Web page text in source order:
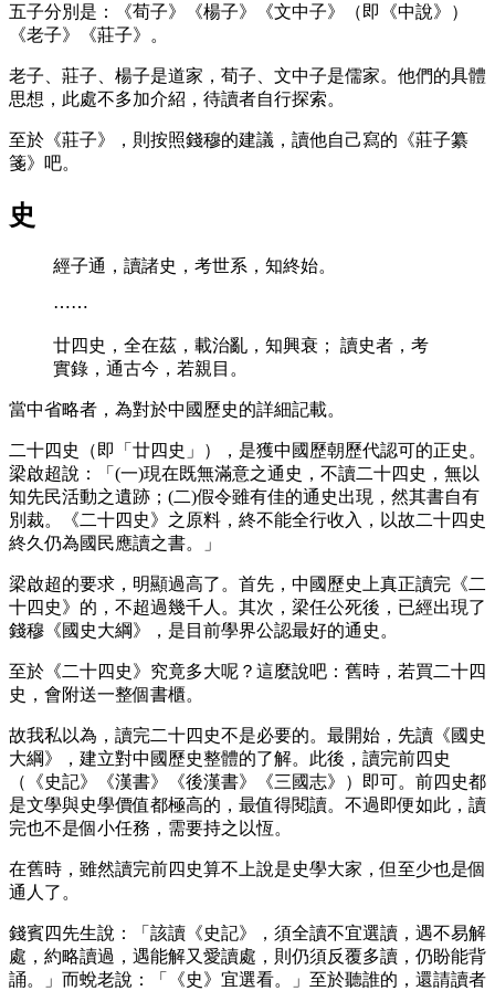
五子分別是：《荀子》《楊子》《文中子》（即《中說》）
《老子》《莊子》。
老子、莊子、楊子是道家，荀子、文中子是儒家。他們的具體
思想，此處不多加介紹，待讀者自行探索。
至於《莊子》，則按照錢穆的建議，讀他自己寫的《莊子纂
箋》吧。
史
經子通，讀諸史，考世系，知終始。
⋯⋯
廿四史，全在茲，載治亂，知興衰； 讀史者，考
實錄，通古今，若親目。
當中省略者，為對於中國歷史的詳細記載。
二十四史（即「廿四史」），是獲中國歷朝歷代認可的正史。
梁啟超說：「(一)現在既無滿意之通史，不讀二十四史，無以
知先民活動之遺跡；(二)假令雖有佳的通史出現，然其書自有
別裁。《二十四史》之原料，終不能全行收入，以故二十四史
終久仍為國民應讀之書。」
梁啟超的要求，明顯過高了。首先，中國歷史上真正讀完《二
十四史》的，不超過幾千人。其次，梁任公死後，已經出現了
錢穆《國史大綱》，是目前學界公認最好的通史。
至於《二十四史》究竟多大呢？這麼說吧：舊時，若買二十四
史，會附送一整個書櫃。
故我私以為，讀完二十四史不是必要的。最開始，先讀《國史
大綱》，建立對中國歷史整體的了解。此後，讀完前四史
（《史記》《漢書》《後漢書》《三國志》）即可。前四史都
是文學與史學價值都極高的，最值得閱讀。不過即便如此，讀
完也不是個小任務，需要持之以恆。
在舊時，雖然讀完前四史算不上說是史學大家，但至少也是個
通人了。
錢賓四先生說：「該讀《史記》，須全讀不宜選讀，遇不易解
處，約略讀過，遇能解又愛讀處，則仍須反覆多讀，仍盼能背
誦。」而蛻老說：「《史》宜選看。」至於聽誰的，還請讀者